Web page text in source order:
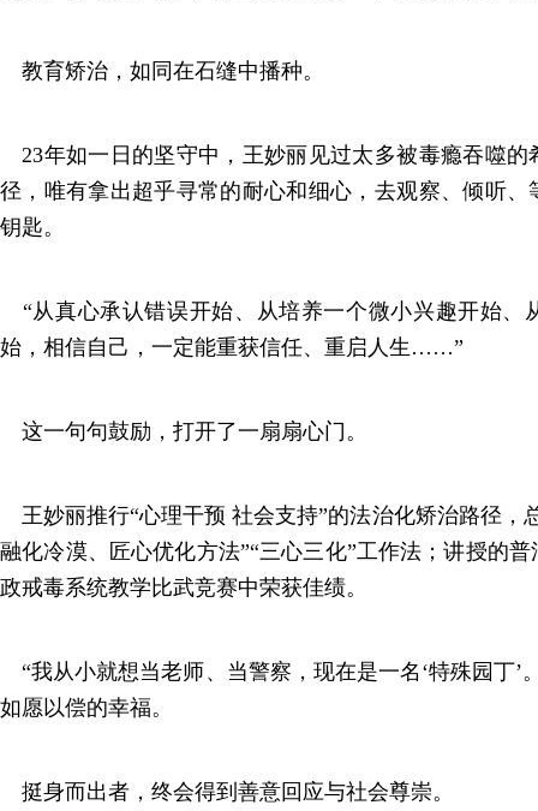
教育矫治，如同在石缝中播种。
23年如一日的坚守中，王妙丽见过太多被毒瘾吞噬的
径，唯有拿出超乎寻常的耐心和细心，去观察、倾听
钥匙。
“从真心承认错误开始、从培养一个微小兴趣开始、
始，相信自己，一定能重获信任、重启人生……”
这一句句鼓励，打开了一扇扇心门。
王妙丽推行“心理干预 社会支持”的法治化矫治路径，
融化冷漠、匠心优化方法”“三心三化”工作法；讲授的
政戒毒系统教学比武竞赛中荣获佳绩。
“我从小就想当老师、当警察，现在是一名‘特殊园丁’
如愿以偿的幸福。
挺身而出者，终会得到善意回应与社会尊崇。